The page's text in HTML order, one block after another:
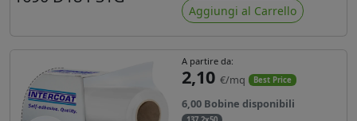
Aggiungi al Carrello
A partire da:
2,10 €/mq Best Price
6,00 Bobine disponibili